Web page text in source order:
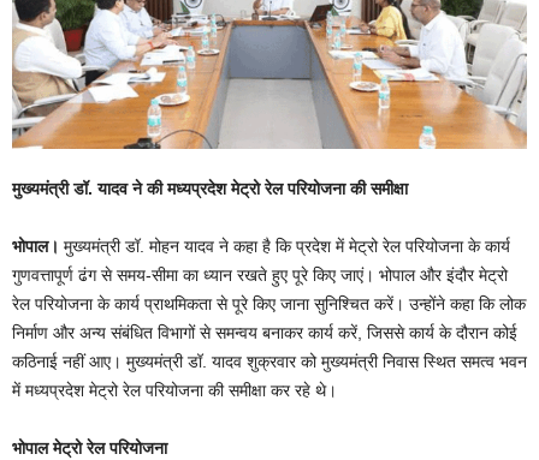
मुख्यमंत्री डॉ. यादव ने की मध्यप्रदेश मेट्रो रेल परियोजना की समीक्षा
भोपाल। मुख्यमंत्री डॉ. मोहन यादव ने कहा है कि प्रदेश में मेट्रो रेल परियोजना के कार्य
गुणवत्तापूर्ण ढंग से समय-सीमा का ध्यान रखते हुए पूरे किए जाएं। भोपाल और इंदौर मेट्रो
रेल परियोजना के कार्य प्राथमिकता से पूरे किए जाना सुनिश्चित करें। उन्होंने कहा कि लोक
निर्माण और अन्य संबंधित विभागों से समन्वय बनाकर कार्य करें, जिससे कार्य के दौरान कोई
कठिनाई नहीं आए। मुख्यमंत्री डॉ. यादव शुक्रवार को मुख्यमंत्री निवास स्थित समत्व भवन
में मध्यप्रदेश मेट्रो रेल परियोजना की समीक्षा कर रहे थे।
भोपाल मेट्रो रेल परियोजना